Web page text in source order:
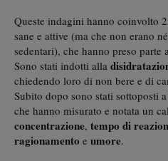
Queste indagini hanno coinvolto
sane e attive (ma che non erano
sedentari), che hanno preso
Sono stati indotti alla
chiedendo loro di non bere e di
Subito dopo sono stati sottoposti
che hanno misurato e notata un
concentrazione, tempo di
ragionamento e umore.